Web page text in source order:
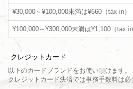
¥30,000～¥100,000未満は¥660（tax in）
¥100,000～¥300,000未満は¥1,100（tax in
クレジットカード
以下のカードブランドをお使い頂けます。
クレジットカード決済では事務手数料は必